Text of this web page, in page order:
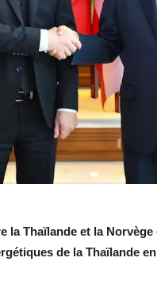
la Thaïlande et la
de la Thaïlande